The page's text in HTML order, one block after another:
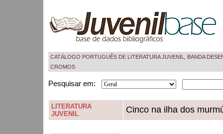
CATÁLOGO PORTUGUÊS DE LITERATURA JUVENIL, BANDA
CROMOS
Pesquisar em:
LITERATURA
JUVENIL
Cinco na ilha dos